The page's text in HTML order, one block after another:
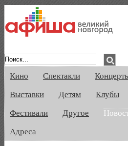
Кино Спектакли
Выставки
Детям
Клубы
Фестивали
Другое
Адреса